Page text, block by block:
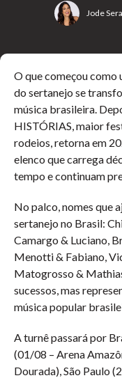
Jode
O que começou como
do sertanejo se
música brasileira.
HISTÓRIAS, maior
rodeios, retorna em
elenco que carrega
tempo e continuam
No palco, nomes que
sertanejo no Brasil:
Camargo & Luciano,
Menotti & Fabiano,
Matogrosso &
sucessos, mas
música popular
A turnê passará por
(01/08 – Arena
Dourada), São Paulo